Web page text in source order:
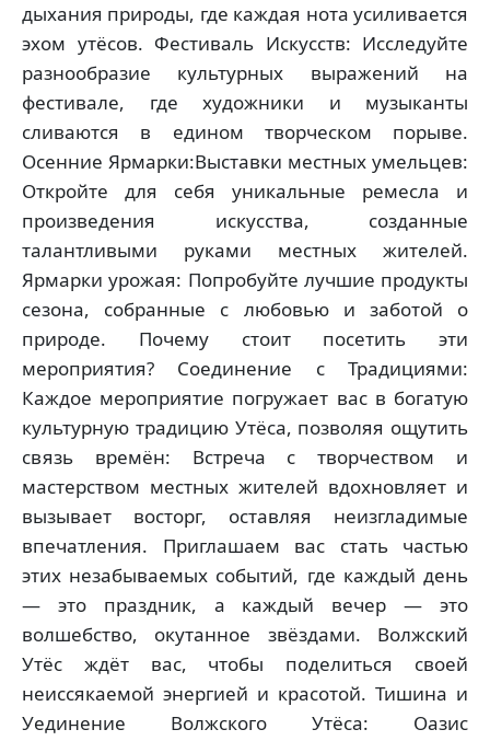
дыхания природы, где каждая нота усиливается
эхом утёсов. Фестиваль Искусств: Исследуйте
разнообразие культурных выражений на
фестивале, где художники и музыканты
сливаются в едином творческом порыве.
Осенние Ярмарки:Выставки местных умельцев:
Откройте для себя уникальные ремесла и
произведения искусства, созданные
талантливыми руками местных жителей.
Ярмарки урожая: Попробуйте лучшие продукты
сезона, собранные с любовью и заботой о
природе. Почему стоит посетить эти
мероприятия? Соединение с Традициями:
Каждое мероприятие погружает вас в богатую
культурную традицию Утёса, позволяя ощутить
связь времён: Встреча с творчеством и
мастерством местных жителей вдохновляет и
вызывает восторг, оставляя неизгладимые
впечатления. Приглашаем вас стать частью
этих незабываемых событий, где каждый день
— это праздник, а каждый вечер — это
волшебство, окутанное звёздами. Волжский
Утёс ждёт вас, чтобы поделиться своей
неиссякаемой энергией и красотой. Тишина и
Уединение Волжского Утёса: Оазис